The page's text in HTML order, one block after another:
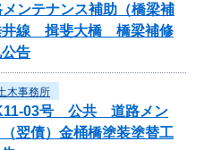
ンテナンス補助（橋梁補
井線 揖斐大橋 橋梁補修
告
木事務所
03号 公共 道路メン
翌債）金桶橋塗装塗替工